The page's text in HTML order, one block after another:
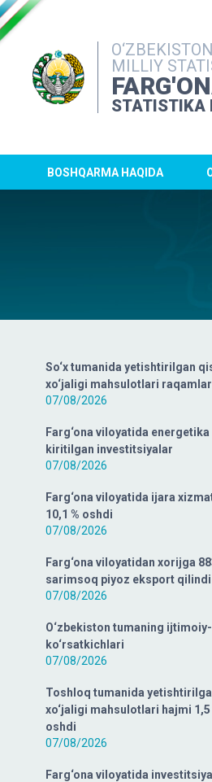
MILLIY
STATISTIKA
BOSHQARMA HAQIDA
So‘x tumanida yetishtirilgan
xo‘jaligi mahsulotlari
07/08/2026
Farg‘ona viloyatida
kiritilgan investitsiyalar
07/08/2026
Farg‘ona viloyatida ijara
10,1 % oshdi
07/08/2026
Farg‘ona viloyatidan xorijga
sarimsoq piyoz eksport qilindi
07/08/2026
O‘zbekiston tumaning
ko‘rsatkichlari
07/08/2026
Toshloq tumanida
xo‘jaligi mahsulotlari hajmi
oshdi
07/08/2026
Farg‘ona viloyatida